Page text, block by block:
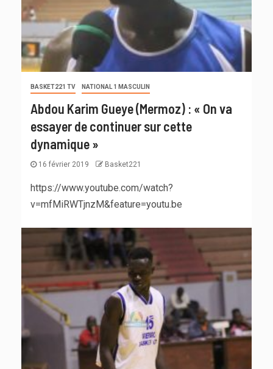
BASKET221 TV NATIONAL 1 MASCULIN
Abdou Karim Gueye (Mermoz) : « On va
essayer de continuer sur cette
dynamique »
16 février 2019 Basket221
https://www.youtube.com/watch?
v=mfMiRWTjnzM&feature=youtu.be